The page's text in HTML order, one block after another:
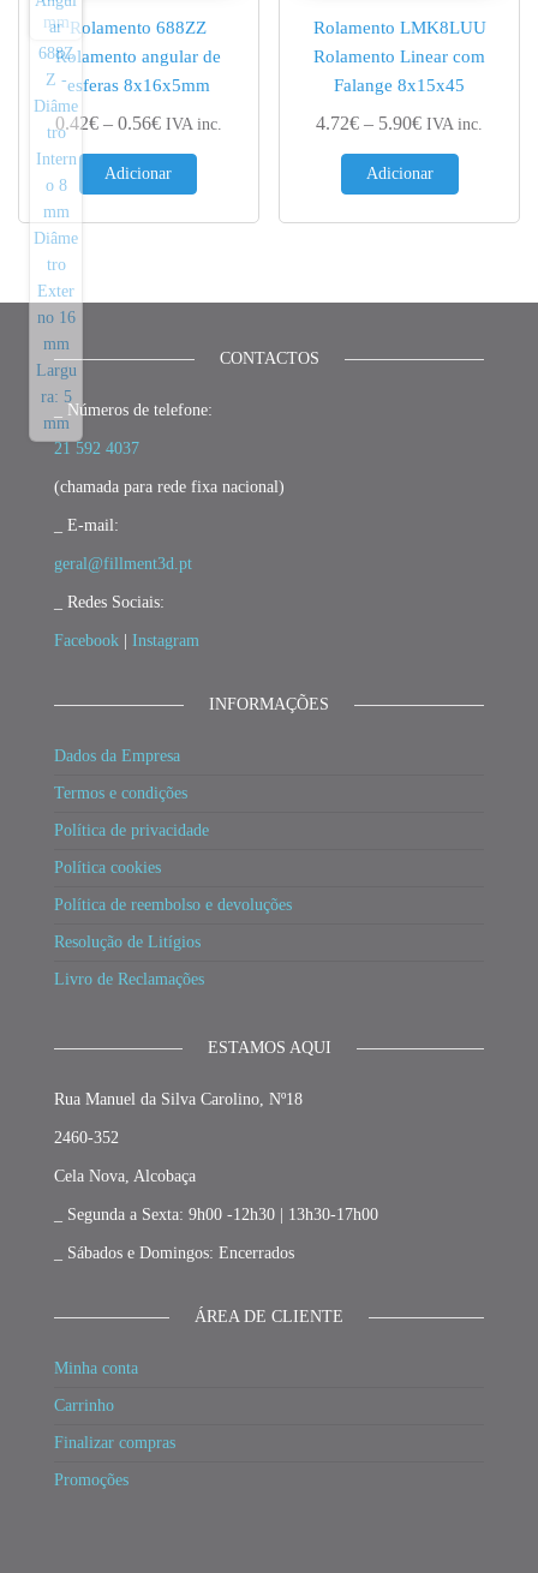
Rolamento 688ZZ
Rolamento angular de
esferas 8x16x5mm
0.42€ – 0.56€Price range: 0.42€ through 0.56€
IVA inc.
Adicionar
Rolamento LMK8LUU
Rolamento Linear com
Falange 8x15x45
4.72€ – 5.90€Price range:
IVA inc.
Adicionar
CONTACTOS
_ Números de telefone:
21 592 4037
(chamada para rede fixa nacional)
_ E-mail:
geral@fillment3d.pt
_ Redes Sociais:
Facebook Instagram
INFORMAÇÕES
Dados da Empresa
Termos e condições
Política de privacidade
Política cookies
Política de reembolso e devoluções
Resolução de Litígios
Livro de Reclamações
ESTAMOS AQUI
Rua Manuel da Silva Carolino, Nº18
2460-352
Cela Nova, Alcobaça
_ Segunda a Sexta: 9h00 -12h30 | 13h30-17h00
_ Sábados e Domingos: Encerrados
ÁREA DE CLIENTE
Minha conta
Carrinho
Finalizar compras
Promoções